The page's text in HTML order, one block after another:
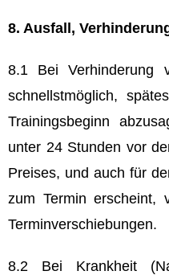
8. Ausfall,
8.1 Bei Verhinderung
schnellstmöglich,
Trainingsbeginn
unter 24 Stunden vor
Preises, und auch für
zum Termin erscheint,
Terminverschiebungen.
8.2 Bei Krankheit